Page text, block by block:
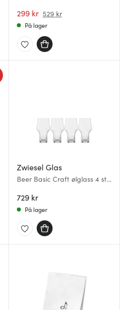
299 kr 529 kr
På lager
Zwiesel Glas
Beer Basic Craft ølglass 4 stk
729 kr
På lager